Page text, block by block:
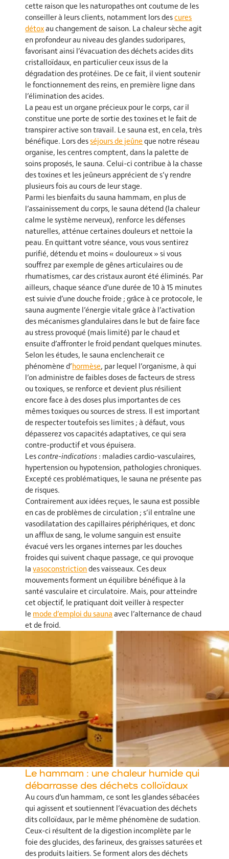
cette raison que les naturopathes ont coutume de les
conseiller à leurs clients, notamment lors descures
détoxau changement de saison. La chaleur sèche agit
en profondeur au niveau des glandes sudoripares,
favorisant ainsi l’évacuation des déchets acides dits
cristalloïdaux, en particulier ceux issus de la
dégradation des protéines. De ce fait, il vient soutenir
le fonctionnement des reins, en première ligne dans
l’élimination des acides.
La peau est un organe précieux pour le corps, car il
constitue une porte de sortie des toxines et le fait de
transpirer active son travail. Le sauna est, en cela, très
bénéfique. Lors desséjours de jeûne que notre réseau
organise, les centres comptent, dans la palette de
soins proposés, le sauna. Celui-ci contribue à la chasse
des toxines et les jeûneurs apprécient de s’y rendre
plusieurs fois au cours de leur stage.
Parmi les bienfaits du sauna hammam, en plus de
l’assainissement du corps, le sauna détend (la chaleur
calme le système nerveux), renforce les défenses
naturelles, atténue certaines douleurs et nettoie la
peau. En quittant votre séance, vous vous sentirez
purifié, détendu et moins « douloureux » si vous
souffrez par exemple de gênes articulaires ou de
rhumatismes, car des cristaux auront été éliminés. Par
ailleurs, chaque séance d’une durée de 10 à 15 minutes
est suivie d’une douche froide ; grâce à ce protocole, le
sauna augmente l’énergie vitale grâce à l’activation
des mécanismes glandulaires dans le but de faire face
au stress provoqué (mais limité) par le chaud et
ensuite d’affronter le froid pendant quelques minutes.
Selon les études, le sauna enclencherait ce
phénomène d’hormèse, par lequel l’organisme, à qui
l’on administre de faibles doses de facteurs de stress
ou toxiques, se renforce et devient plus résilient
encore face à des doses plus importantes de ces
mêmes toxiques ou sources de stress. Il est important
de respecter toutefois ses limites ; à défaut, vous
dépasserez vos capacités adaptatives, ce qui sera
contre-productif et vous épuisera.
Lescontre-indications : maladies cardio-vasculaires,
hypertension ou hypotension, pathologies chroniques.
Excepté ces problématiques, le sauna ne présente pas
de risques.
Contrairement aux idées reçues, le sauna est possible
en cas de problèmes de circulation ; s’il entraîne une
vasodilatation des capillaires périphériques, et donc
un afflux de sang, le volume sanguin est ensuite
évacué vers les organes internes par les douches
froides qui suivent chaque passage, ce qui provoque
lavasoconstrictiondes vaisseaux. Ces deux
mouvements forment un équilibre bénéfique à la
santé vasculaire et circulatoire. Mais, pour atteindre
cet objectif, le pratiquant doit veiller à respecter
le mode d’emploi du sauna avec l’alternance de chaud
et de froid.
Le hammam : une chaleur humide qui
débarrasse des déchets colloïdaux
Au cours d’un hammam, ce sont les glandes sébacées
qui agissent et soutiennent l’évacuation des déchets
dits colloïdaux, par le même phénomène de sudation.
Ceux-ci résultent de la digestion incomplète par le
foie des glucides, des farineux, des graisses saturées et
des produits laitiers. Se forment alors des déchets